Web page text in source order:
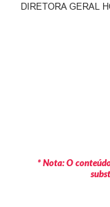
DIRETORA GERAL
* Nota: O